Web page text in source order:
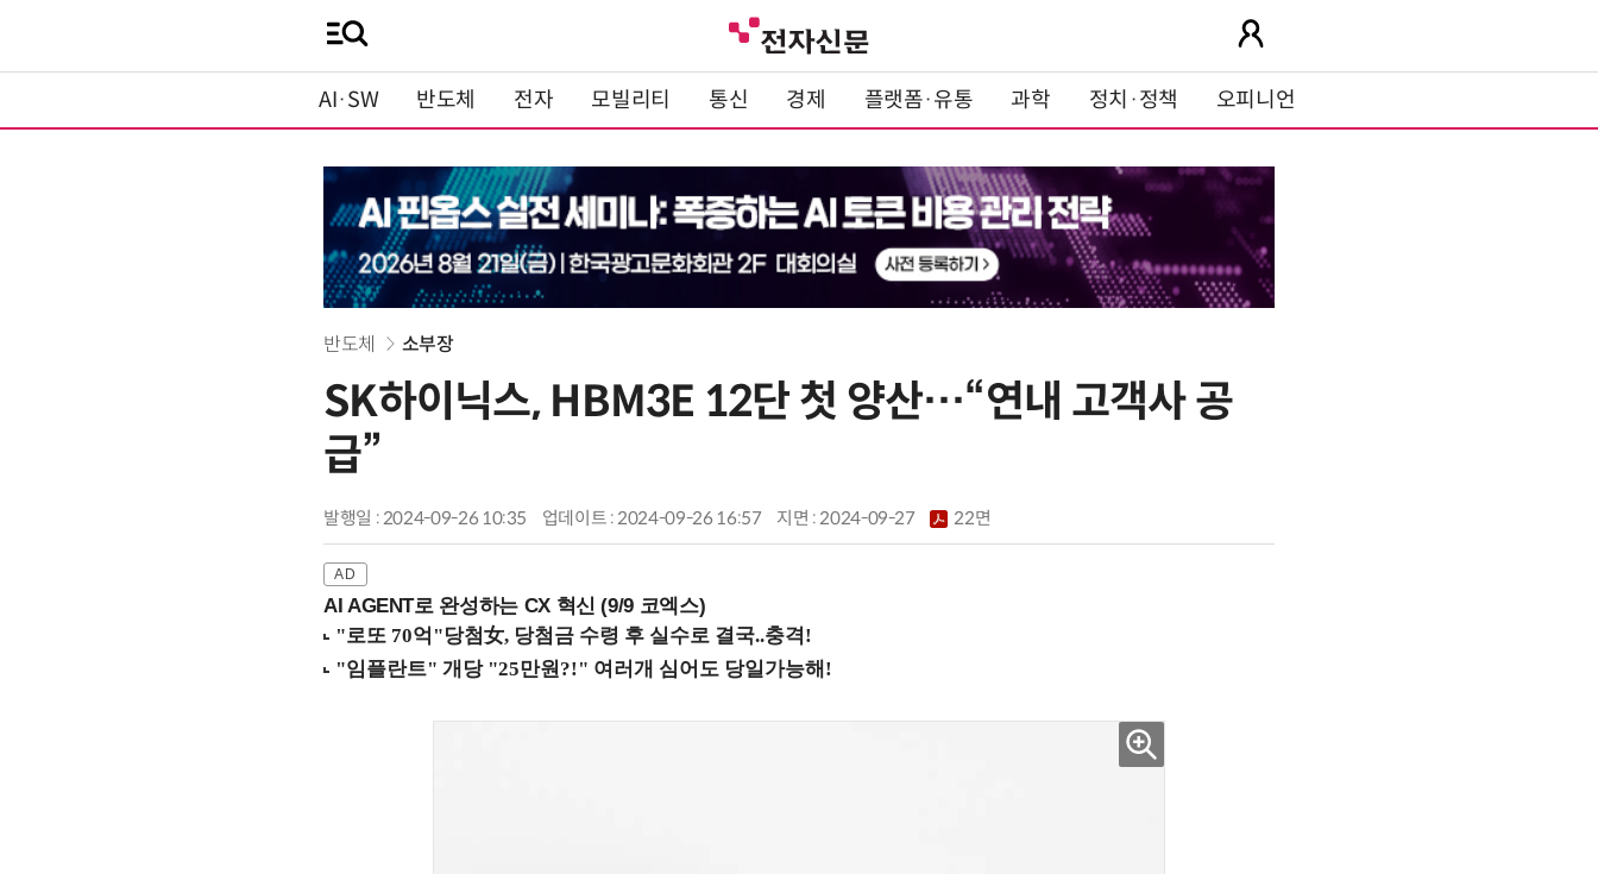
AI·SW 반도체 전자 모빌리티 통신 경제 플랫폼·유통 과학 정치·정책 오피니언
반도체 소부장
SK하이닉스, HBM3E 12단 첫 양산…“연내 고객사 공
급”
발행일 : 2024-09-26 10:35 업데이트 : 2024-09-26 16:57 지면 :2024-09-27 22면
AI AGENT로 완성하는 CX 혁신 (9/9 코엑스)